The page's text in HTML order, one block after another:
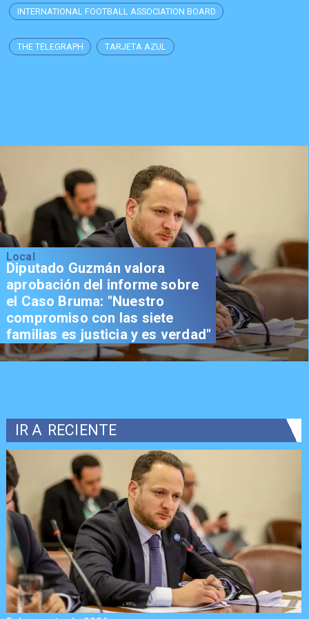
INTERNATIONAL FOOTBALL ASSOCIATION BOARD
THE TELEGRAPH TARJETA AZUL
Local
Diputado Guzmán valora
aprobación del informe sobre
el Caso Bruma: "Nuestro
compromiso con las siete
familias es justicia y es verdad"
IR A RECIENTE